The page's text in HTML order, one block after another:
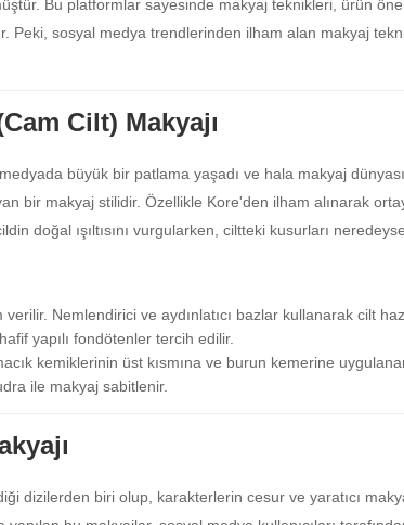
Bu platformlar sayesinde makyaj teknikleri, ürün
Peki, sosyal medya trendlerinden ilham alan makyaj
Cilt) Makyajı
büyük bir patlama yaşadı ve hala makyaj
bir makyaj stilidir. Özellikle Kore'den ilham alınarak
doğal ışıltısını vurgularken, ciltteki kusurları
Nemlendirici ve aydınlatıcı bazlar kullanarak cilt
yapılı fondötenler tercih edilir.
kemiklerinin üst kısmına ve burun kemerine
ile makyaj sabitlenir.
dizilerden biri olup, karakterlerin cesur ve yaratıcı